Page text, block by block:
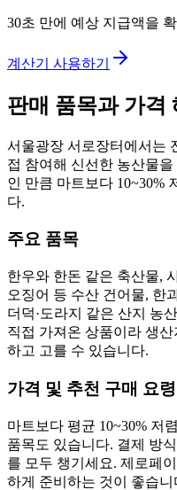
30초 만에 예상 지급액을
계산기 사용하기
판매 품목과 가격
서울광장 서로장터에서는
접 참여해 신선한 농산물
인 만큼 마트보다 10~30%
다.
주요 품목
한우와 한돈 같은 축산물,
오징어 등 수산 건어물, 한
더덕·도라지 같은 산지 농
직접 가져온 상품이라 생
하고 고를 수 있습니다.
가격 및 추천 구매 요령
마트보다 평균 10~30% 저
품목도 있습니다. 결제 방
를 모두 챙기세요. 제로페
하게 준비하는 것이 좋습